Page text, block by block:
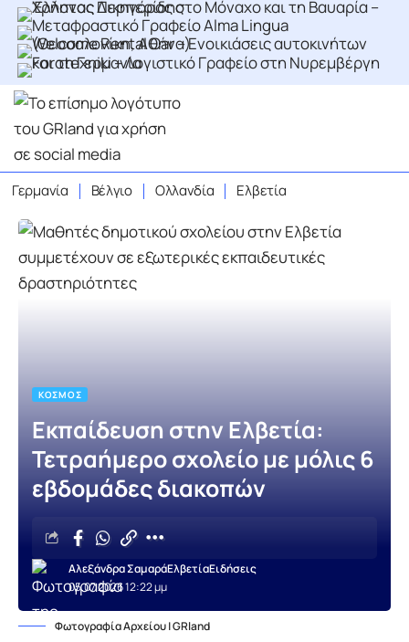
Γερμανία Βέλγιο Ολλανδία Ελβετία
ΚΌΣΜΟΣ
Εκπαίδευση στην Ελβετία:
Τετραήμερο σχολείο με μόλις 6
εβδομάδες διακοπών
05.07.2026 12:22 μμ
Αλεξάνδρα ΣαμαράΕλβετίαΕιδήσεις
Φωτογραφία Αρχείου | GRland